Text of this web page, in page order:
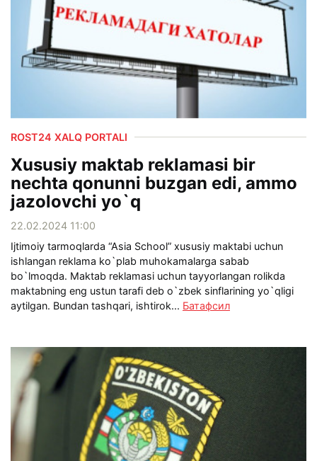
ROST24 XALQ PORTALI
Xususiy maktab reklamasi bir
nechta qonunni buzgan edi, ammo
jazolovchi yo`q
22.02.2024 11:00
Ijtimoiy tarmoqlarda “Asia School” xususiy maktabi uchun
ishlangan reklama ko`plab muhokamalarga sabab
bo`lmoqda. Maktab reklamasi uchun tayyorlangan rolikda
maktabning eng ustun tarafi deb o`zbek sinflarining yo`qligi
aytilgan. Bundan tashqari, ishtirok... Батафсил